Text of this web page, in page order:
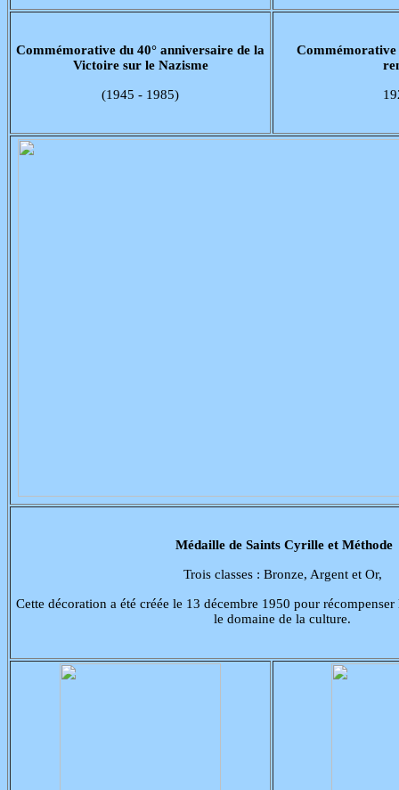
Commémorative du 40° anniversaire de la
Victoire sur le Nazisme
(1945 - 1985)
Commémorative
Médaille de Saints Cyrille et Méthode
Trois classes : Bronze, Argent et Or,
Cette décoration a été créée le 13 décembre 1950 pour récompenser
le domaine de la culture.